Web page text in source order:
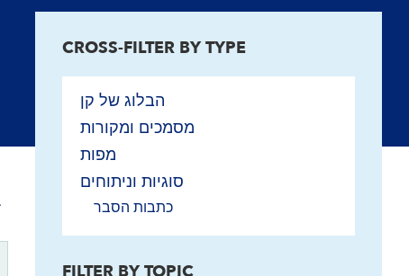
organized by historical
Peoplehood to 1897
to Israel, 1898 to
FEATURED
August 30 Teen Program —
Confidence
CROSS-FILTER BY TYPE
הבלוג של קן
מסמכים ומקורות
מפות
סוגיות וניתוחים
כתבות הסבר